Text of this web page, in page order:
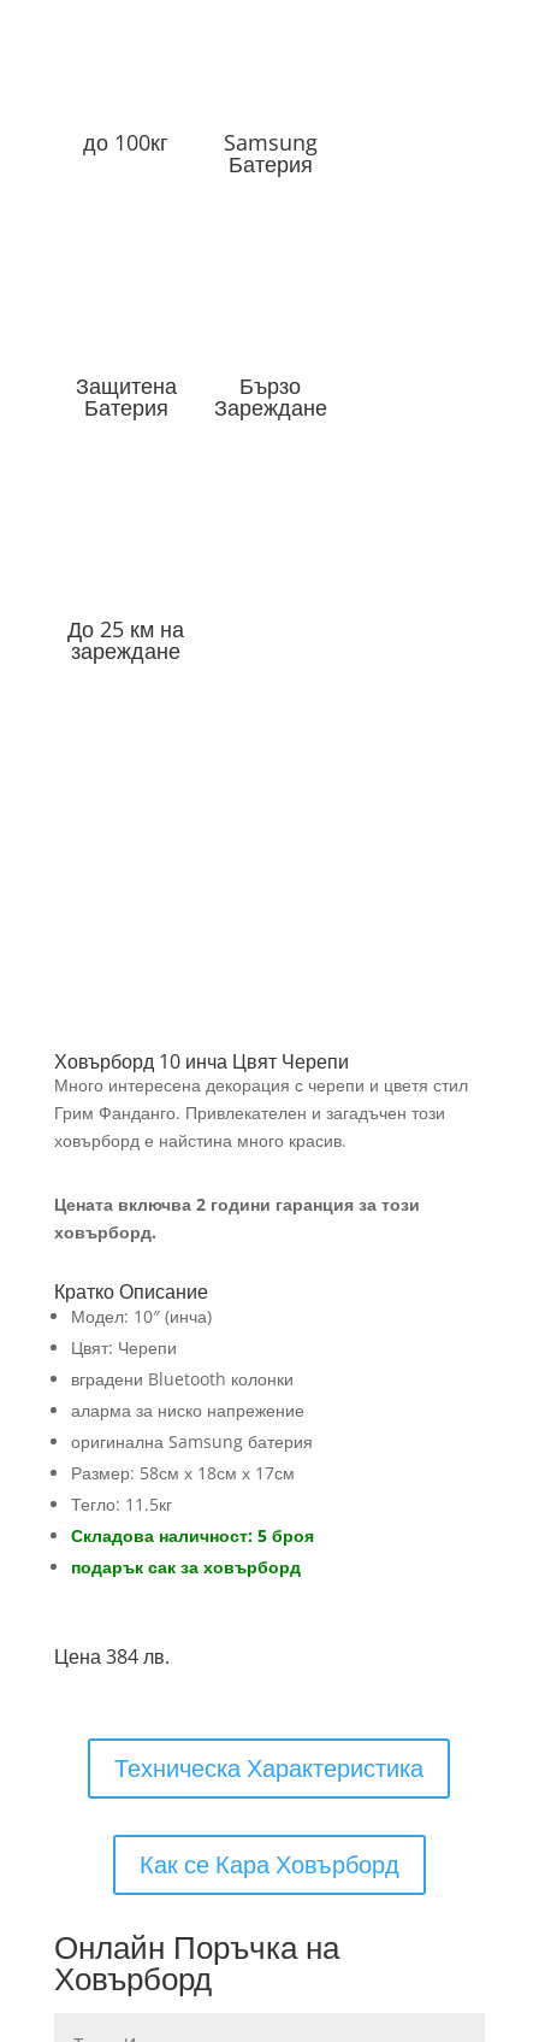
до 100кг Samsung
Батерия
Защитена
Батерия
Бързо
Зареждане
До 25 км на
зареждане
Ховърборд 10 инча Цвят Черепи
Много интересена декорация с черепи и цветя стил
Грим Фанданго. Привлекателен и загадъчен този
ховърборд е найстина много красив.
Цената включва 2 години гаранция за този
ховърборд.
Кратко Описание
Модел: 10″ (инча)
Цвят: Черепи
вградени Bluetooth колонки
аларма за ниско напрежение
оригинална Samsung батерия
Размер: 58см х 18см х 17см
Тегло: 11.5кг
Складова наличност: 5 броя
подарък сак за ховърборд
Цена 384 лв.
Техническа Характеристика
Как се Кара Ховърборд
Онлайн Поръчка на
Ховърборд